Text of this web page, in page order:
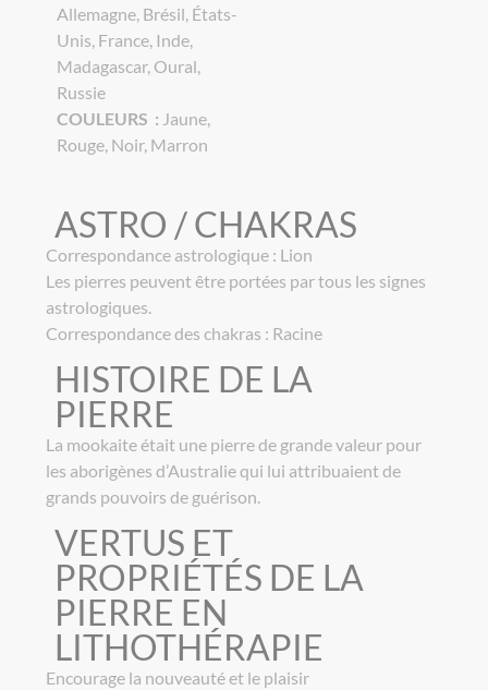
Allemagne, Brésil, États-
Unis, France, Inde,
Madagascar, Oural,
Russie
COULEURS : Jaune,
Rouge, Noir, Marron
ASTRO / CHAKRAS
Correspondance astrologique : Lion
Les pierres peuvent être portées par tous les signes
astrologiques.
Correspondance des chakras : Racine
HISTOIRE DE LA
PIERRE
La mookaite était une pierre de grande valeur pour
les aborigènes d’Australie qui lui attribuaient de
grands pouvoirs de guérison.
VERTUS ET
PROPRIÉTÉS DE LA
PIERRE EN
LITHOTHÉRAPIE
Encourage la nouveauté et le plaisir